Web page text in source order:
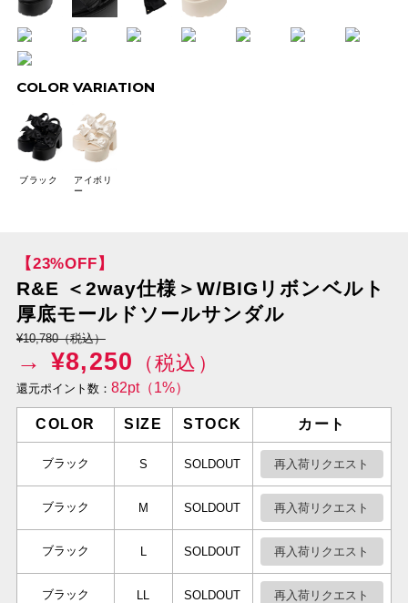
COLOR VARIATION
ブラック
アイボリ
ー
【23%OFF】
R&E ＜2way仕様＞W/BIGリボンベルト
厚底モールドソールサンダル
¥10,780（税込）
→ ¥8,250 （税込）
還元ポイント数： 82pt（1%）
COLOR SIZE STOCK カート
ブラック S SOLDOUT 再入荷リクエスト
ブラック M SOLDOUT 再入荷リクエスト
ブラック SOLDOUT 再入荷リクエスト
ブラック SOLDOUT 再入荷リクエスト